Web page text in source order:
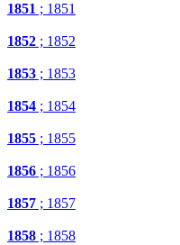
1851 ; 1851
1852 ; 1852
1853 ; 1853
1854 ; 1854
1855 ; 1855
1856 ; 1856
1857 ; 1857
1858 ; 1858